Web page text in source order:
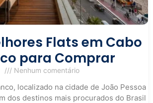
Flats em Cabo
para Comprar
Nenhum comentário
localizado na cidade de João Pessoa
dos destinos mais procurados do Brasil